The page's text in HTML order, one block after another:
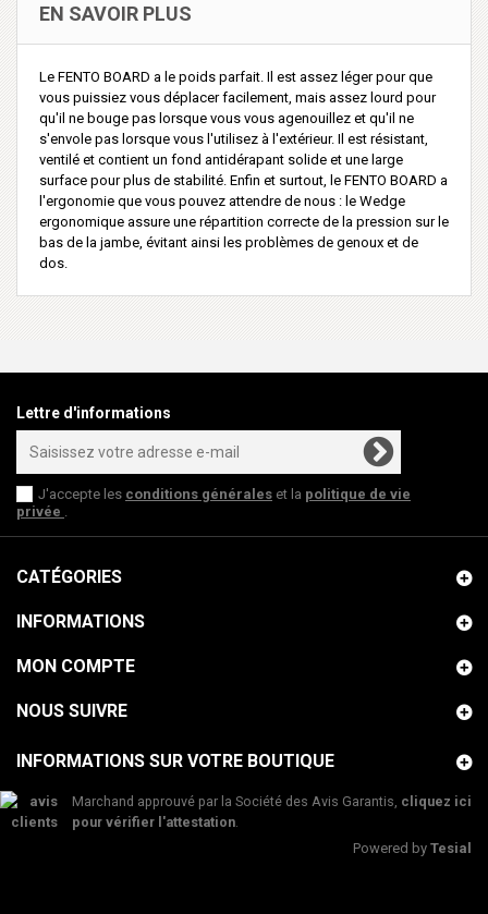
EN SAVOIR PLUS
Le FENTO BOARD a le poids parfait. Il est assez léger pour que
vous puissiez vous déplacer facilement, mais assez lourd pour
qu'il ne bouge pas lorsque vous vous agenouillez et qu'il ne
s'envole pas lorsque vous l'utilisez à l'extérieur. Il est résistant,
ventilé et contient un fond antidérapant solide et une large
surface pour plus de stabilité. Enfin et surtout, le FENTO BOARD a
l'ergonomie que vous pouvez attendre de nous : le Wedge
ergonomique assure une répartition correcte de la pression sur le
bas de la jambe, évitant ainsi les problèmes de genoux et de
dos.
Lettre d'informations
J'accepte les conditions générales et la politique de vie
privée
CATÉGORIES
INFORMATIONS
MON COMPTE
NOUS SUIVRE
INFORMATIONS SUR VOTRE BOUTIQUE
Marchand approuvé par la Société des Avis Garantis, cliquez ici
pour vérifier l'attestation
Powered by Tesial